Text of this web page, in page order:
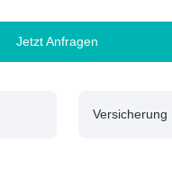
Jetzt Anfragen
Versicherung